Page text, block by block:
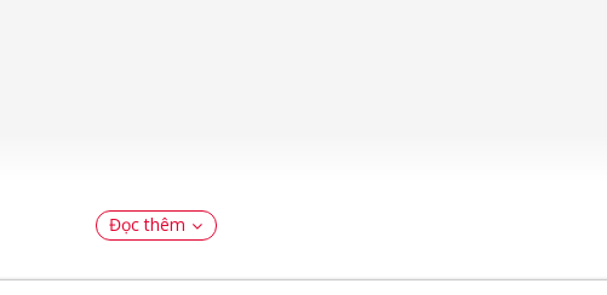
Đọc thêm